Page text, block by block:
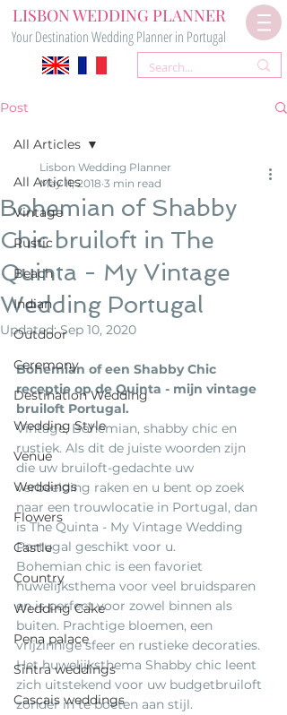
LISBON WEDDING PLANNER
Your Destination Wedding Planner in Portugal
Post
All Articles
Vintage
Rustic
Beach
Indian
Outdoor
Ceremony
Destination Wedding
Wedding Style
Venue
Weddings
Flowers
Castle
Country
Wedding Cake
Pena palace
Sintra weddings
Cascais weddings
All Articles
Bohemian of Shabby
Chic bruiloft in The
Quinta - My Vintage
Wedding Portugal
Lisbon Wedding Planner
May 11, 2018 3 min read
Updated:Sep 10, 2020
Bohemian of een Shabby Chic
receptie op de Quinta - mijn vintage
bruiloft Portugal.
Vintage, Bohemian, shabby chic en
rustiek. Als dit de juiste woorden zijn
die uw bruiloft-gedachte uw
verbeelding raken en u bent op zoek
naar een trouwlocatie in Portugal, dan
is The Quinta - My Vintage Wedding
Portugal geschikt voor u.
Bohemian chic is een favoriet
huwelijksthema voor veel bruidsparen
en is perfect voor zowel binnen als
buiten. Prachtige bloemen, een
vrijzinnige sfeer en rustieke decoraties.
Het huwelijksthema Shabby chic leent
zich uitstekend voor uw budgetbruiloft
zonder in te boeten aan stijl.